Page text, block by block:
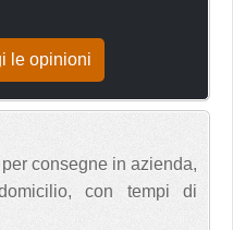
le opinioni
consegne in azienda,
con tempi di